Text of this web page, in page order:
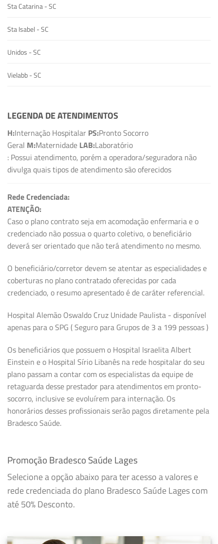
Sta Catarina - SC
Sta Isabel - SC
Unidos - SC
Vielabb - SC
LEGENDA DE ATENDIMENTOS
H:Internação Hospitalar PS:Pronto Socorro
Geral M:Maternidade LAB:Laboratório
: Possui atendimento, porém a operadora/seguradora não
divulga quais tipos de atendimento são oferecidos
Rede Credenciada:
ATENÇÃO:
Caso o plano contrato seja em acomodação enfermaria e o
credenciado não possua o quarto coletivo, o beneficiário
deverá ser orientado que não terá atendimento no mesmo.
O beneficiário/corretor devem se atentar as especialidades e
coberturas no plano contratado oferecidas por cada
credenciado, o resumo apresentado é de caráter referencial.
Hospital Alemão Oswaldo Cruz Unidade Paulista - disponível
apenas para o SPG ( Seguro para Grupos de 3 a 199 pessoas )
Os beneficiários que possuem o Hospital Israelita Albert
Einstein e o Hospital Sírio Libanês na rede hospitalar do seu
plano passam a contar com os especialistas da equipe de
retaguarda desse prestador para atendimentos em pronto-
socorro, inclusive se evoluírem para internação. Os
honorários desses profissionais serão pagos diretamente pela
Bradesco Saúde.
Promoção Bradesco Saúde Lages
Selecione a opção abaixo para ter acesso a valores e
rede credenciada do plano Bradesco Saúde Lages com
até 50% Desconto.